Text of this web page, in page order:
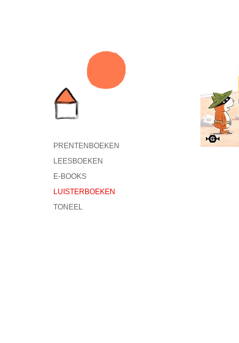
PRENTENBOEKEN
LEESBOEKEN
E-BOOKS
LUISTERBOEKEN
TONEEL